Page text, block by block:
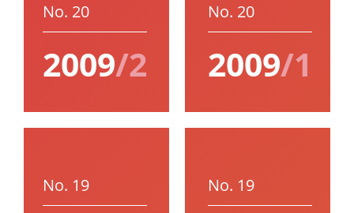
No. 20
2009/2
No. 20
2009/1
No. 19 No. 19